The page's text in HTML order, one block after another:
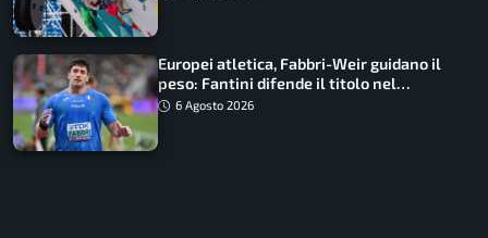
Europei atletica, Fabbri-Weir guidano il
peso: Fantini difende il titolo nel
martello
6 Agosto 2026